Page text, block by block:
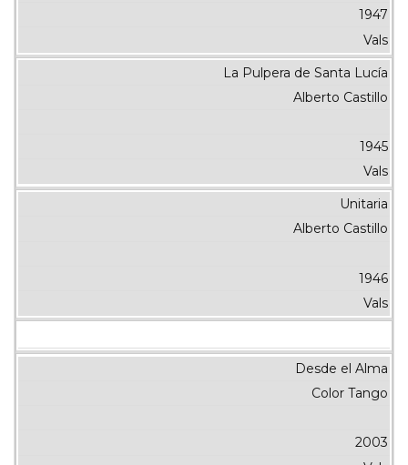
1947
Vals
La Pulpera de Santa Lucía
Alberto Castillo
1945
Vals
Unitaria
Alberto Castillo
1946
Vals
Desde el Alma
Color Tango
2003